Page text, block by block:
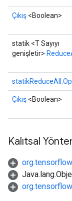
Çıkış <Boolean>
statik <T Sayıyı
genişletir>
Çıkış <Boolean>
Kalıtsal